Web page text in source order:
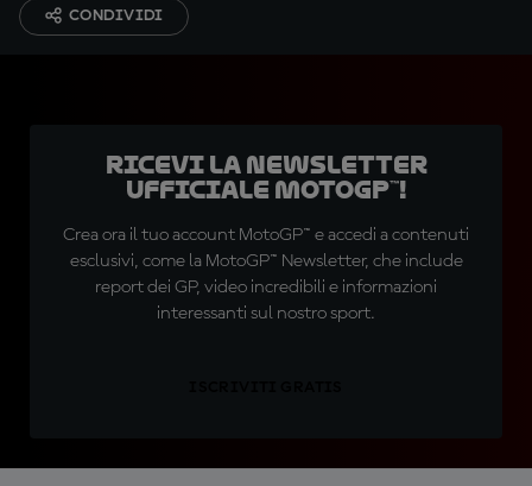
CONDIVIDI
Ricevi la newsletter
ufficiale MotoGP™!
Crea ora il tuo account MotoGP™ e accedi a contenuti
esclusivi, come la MotoGP™ Newsletter, che include
report dei GP, video incredibili e informazioni
interessanti sul nostro sport.